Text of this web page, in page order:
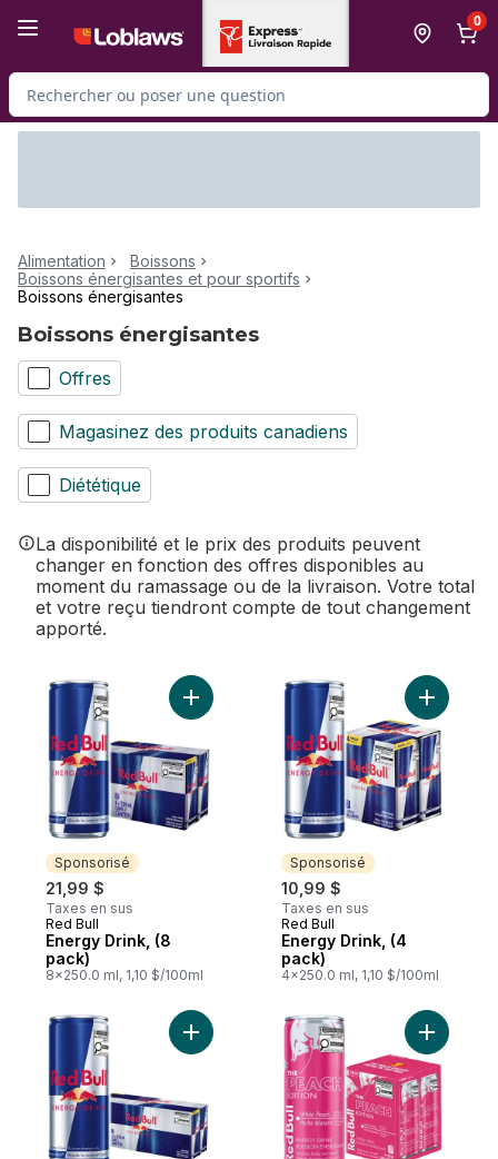
0
Rechercher des produits
Alimentation
Boissons
Boissons énergisantes et pour sportifs
Boissons énergisantes
Boissons énergisantes
Offres
Magasinez des produits canadiens
Diététique
La disponibilité et le prix des produits peuvent
changer en fonction des offres disponibles au
moment du ramassage ou de la livraison. Votre total
et votre reçu tiendront compte de tout changement
apporté.
Sponsorisé
21,99 $
Taxes en sus
Sponsorisé
Red Bull
Energy Drink, (8
pack)
8x250.0 ml, 1,10 $/100ml
Ajouter Energy Drink, (8 pack) au panier
Sponsorisé
10,99 $
Taxes en sus
Sponsorisé
Red Bull
Energy Drink, (4
pack)
4x250.0 ml, 1,10 $/100ml
Ajouter
Ajouter Energy Drink, (12 pack) au panier
Ajouter